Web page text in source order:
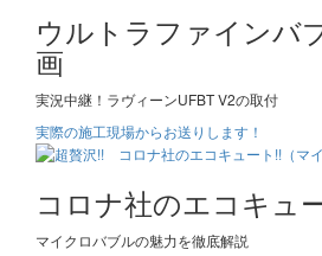
ウルトラファインバ
画
実況中継！ラヴィーンUFBT V2の取付
実際の施工現場からお送りします！
コロナ社のエコキュ
マイクロバブルの魅力を徹底解説